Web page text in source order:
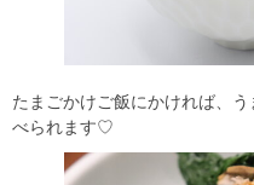
たまごかけご飯にかければ、
べられます♡